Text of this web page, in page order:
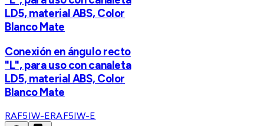
LD5, material ABS, Color
Blanco Mate
Conexión en ángulo recto
"L", para uso con canaleta
LD5, material ABS, Color
Blanco Mate
RAF5IW-ERAF5IW-E